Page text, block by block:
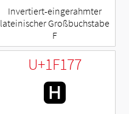
Invertiert-eingerahmter
lateinischer Großbuchstabe
F
U+1F177
🅷